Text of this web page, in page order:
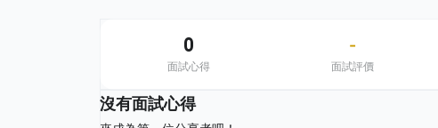
0
面試心得
-
面試評價
沒有面試心得